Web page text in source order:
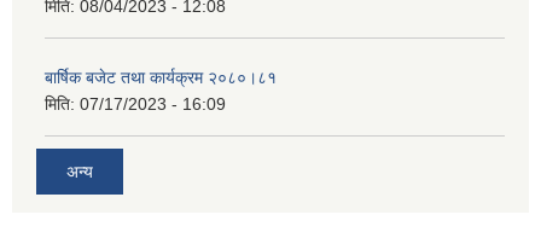
मिति: 08/04/2023 - 12:08
बार्षिक बजेट तथा कार्यक्रम २०८०।८१
मिति: 07/17/2023 - 16:09
अन्य